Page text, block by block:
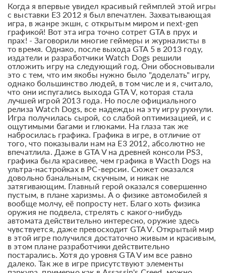
Когда я впервые увидел красивый геймплей этой игры
с выставки E3 2012 я был впечатлен. Захватывающая
игра, в жанре экшн, с открытым миром и next-gen
графикой! Вот эта игра точно сотрет GTA в прух и
прах! - Заговорили многие геймеры и журналисты в
то время. Однако, после выхода GTA 5 в 2013 году,
издатели и разработчики Watch Dogs решили
отложить игру на следующий год. Они обосновывали
это с тем, что им якобы нужно было "доделать" игру,
однако большинство людей, в том числе и я, считало,
что они испугались выхода GTA V, которая стала
лучшей игрой 2013 года. Но после официального
релиза Watch Dogs, все надежды на эту игру рухнули.
Игра получилась сырой, со слабой оптимизацией, и с
ощутимыми багами и глюками. На глаза так же
набросилась графика. Графика в игре, в отличие от
того, что показывали нам на E3 2012, абсолютно не
впечатлила. Даже в GTA V на древней консоли PS3,
графика была красивее, чем графика в Wacth Dogs на
ультра-настройках в PC-версии. Сюжет оказался
довольно банальным, скучным, и никак не
затягивающим. Главный герой оказался совершенно
пустым, в плане харизмы. А о физике автомобилей я
вообще молчу, её попросту нет. Благо хоть физика
оружия не подвела, стрелять с какого-нибудь
автомата действительно интересно, оружие здесь
чувствуется, даже превосходит GTA V. Открытый мир
в этой игре получился достаточно живым и красивым,
в этом плане разработчики действительно
постарались. Хотя до уровня GTA V им все равно
далеко. Так же в игре присутствуют элементы